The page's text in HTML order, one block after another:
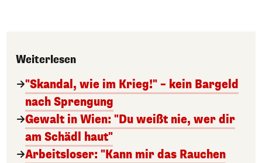
Weiterlesen
"Skandal, wie im Krieg!" – kein Bargeld
nach Sprengung
Gewalt in Wien: "Du weißt nie, wer dir
am Schädl haut"
Arbeitsloser: "Kann mir das Rauchen